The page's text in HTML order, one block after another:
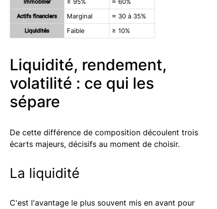
≥ 95% ≈ 60%
Actifs financiers Marginal ≈ 30 à 35%
Liquidités Faible ≥ 10%
Liquidité, rendement,
volatilité : ce qui les
sépare
De cette différence de composition découlent trois
écarts majeurs, décisifs au moment de choisir.
La liquidité
C'est l'avantage le plus souvent mis en avant pour